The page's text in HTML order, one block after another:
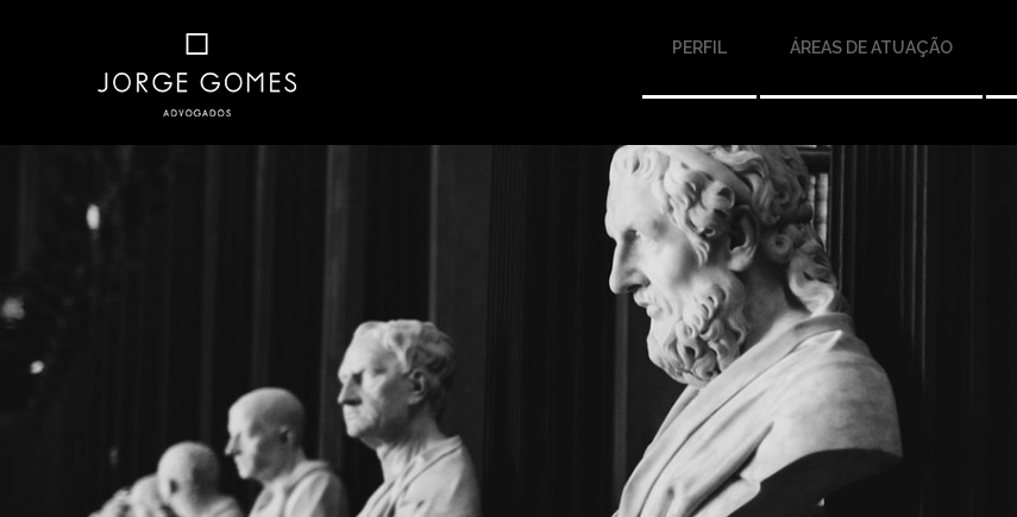
PERFIL ÁREAS DE ATUAÇÃO